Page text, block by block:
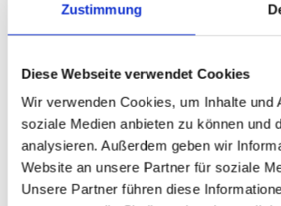
Zustimmung
Diese Webseite verwendet Cookies
Wir verwenden Cookies, um Inhalte
soziale Medien anbieten zu können und
analysieren. Außerdem geben wir
Website an unsere Partner für soziale
Unsere Partner führen diese
September 2024
Juli 2024
Mai 2024
März 2024
Februar 2024
Januar 2024
November 2023
Juli 2023
Juni 2023